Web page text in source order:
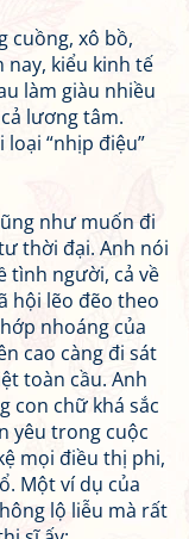
cuồng, xô bồ,
nay, kiểu kinh tế
làm giàu nhiều
lương tâm.
“nhịp điệu”
như muốn đi
thời đại. Anh nói
tình người, cả về
hội lẽo đẽo theo
nhoáng của
cao càng đi sát
toàn cầu. Anh
con chữ khá sắc
yêu trong cuộc
mọi điều thị phi,
Một ví dụ của
lộ liễu mà rất